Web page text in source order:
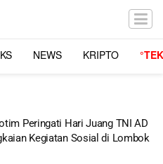
NEWS KRIPTO
Peringati Hari Juang TNI AD
Kegiatan Sosial di Lombok